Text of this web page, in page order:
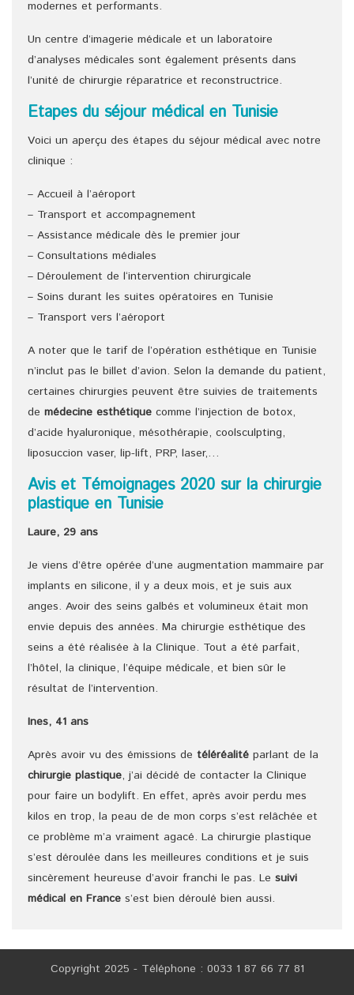
modernes et performants.
Un centre d’imagerie médicale et un laboratoire
d’analyses médicales sont également présents dans
l’unité de chirurgie réparatrice et reconstructrice.
Etapes du séjour médical en Tunisie
Voici un aperçu des étapes du séjour médical avec notre
clinique :
– Accueil à l’aéroport
– Transport et accompagnement
– Assistance médicale dès le premier jour
– Consultations médiales
– Déroulement de l‘intervention chirurgicale
– Soins durant les suites opératoires en Tunisie
– Transport vers l’aéroport
A noter que le tarif de l’opération esthétique en Tunisie
n’inclut pas le billet d’avion. Selon la demande du patient,
certaines chirurgies peuvent être suivies de traitements
de médecine esthétique comme l’injection de botox,
d’acide hyaluronique, mésothérapie, coolsculpting,
liposuccion vaser, lip-lift, PRP, laser,…
Avis et Témoignages 2020 sur la chirurgie
plastique en Tunisie
Laure, 29 ans
Je viens d’être opérée d’une augmentation mammaire par
implants en silicone, il y a deux mois, et je suis aux
anges. Avoir des seins galbés et volumineux était mon
envie depuis des années. Ma chirurgie esthétique des
seins a été réalisée à la Clinique. Tout a été parfait,
l’hôtel, la clinique, l’équipe médicale, et bien sûr le
résultat de l’intervention.
Ines, 41 ans
Après avoir vu des émissions de téléréalité parlant de la
chirurgie plastique, j’ai décidé de contacter la Clinique
pour faire un bodylift. En effet, après avoir perdu mes
kilos en trop, la peau de de mon corps s’est relâchée et
ce problème m’a vraiment agacé. La chirurgie plastique
s’est déroulée dans les meilleures conditions et je suis
sincèrement heureuse d’avoir franchi le pas. Le suivi
médical en France s’est bien déroulé bien aussi.
Copyright 2025 - Téléphone : 0033 1 87 66 77 81